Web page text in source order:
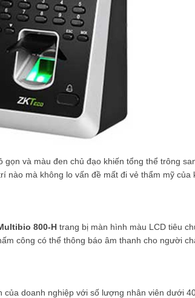
và màu đen chủ đạo khiến tổng thể trông
mà không lo vấn đề mất đi vẻ thẩm mỹ của
800-H trang bị màn hình màu LCD tiêu
công có thể thông báo âm thanh cho người
doanh nghiệp với số lượng nhân viên dưới